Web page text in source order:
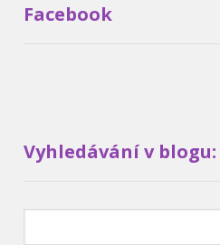
Facebook
Vyhledávání v blogu: